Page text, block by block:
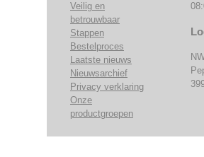
Veilig en
betrouwbaar
Stappen
Bestelproces
Laatste nieuws
Nieuwsarchief
Privacy verklaring
Onze
productgroepen